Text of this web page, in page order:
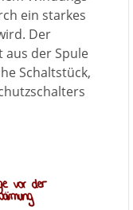
ein starkes
Der
der Spule
Schaltstück,